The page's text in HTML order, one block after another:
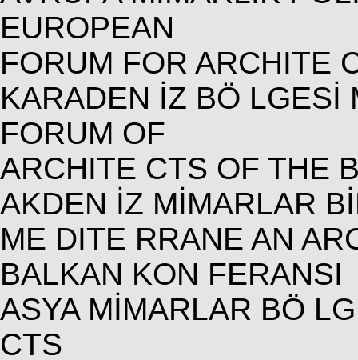
EUROPEAN
FORUM FOR ARCHITE
KARADEN İZ BÖ LGESİ
FORUM OF
ARCHITE CTS OF THE
AKDEN İZ MİMARLAR
ME DITE RRANE AN
BALKAN KON FERANSI
ASYA MİMARLAR BÖ
CTS